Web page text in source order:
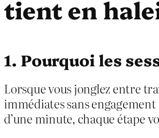
tient en
1. Pourquoi les
Lorsque vous jonglez entre
immédiates sans
d’une minute, chaque étape